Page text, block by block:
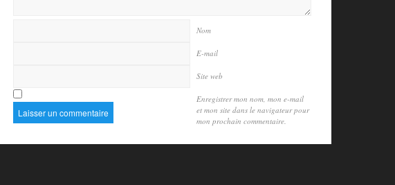
Nom
E-mail
Site web
Enregistrer mon nom, mon e-mail
et mon site dans le navigateur pour
mon prochain commentaire.